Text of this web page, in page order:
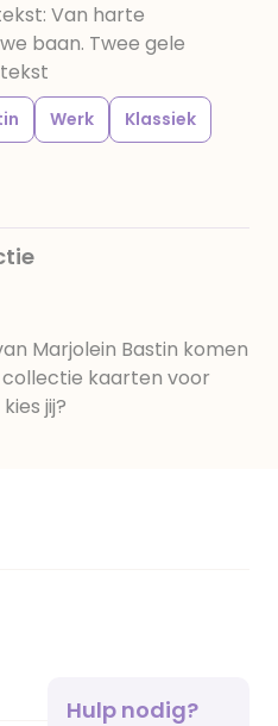
Van harte
baan. Twee gele
Werk
Klassiek
Marjolein Bastin komen
kaarten voor
jij?
Hulp nodig?